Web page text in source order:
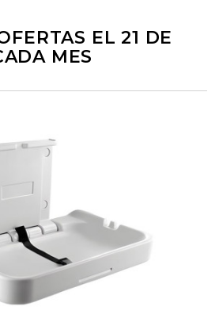
EL 21 DE
MES